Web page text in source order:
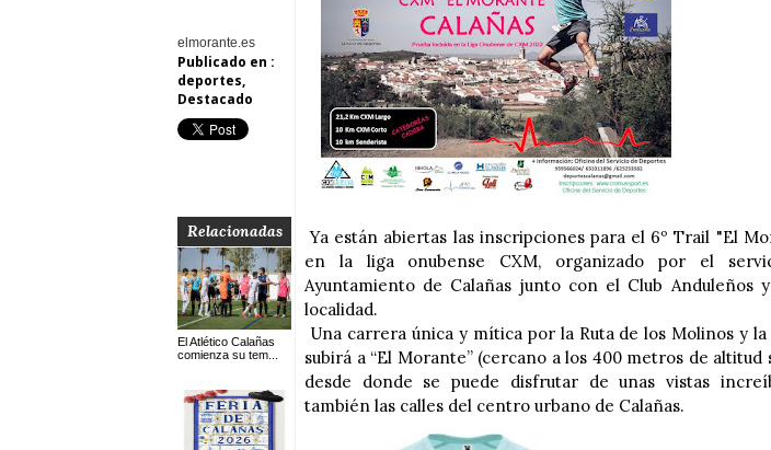
elmorante.es
Publicado en :
deportes,
Destacado
Relacionadas
El Atlético Calañas
comienza su tem...
Ya están abiertas las inscripciones para el 6º Trail "El
en la liga onubense CXM, organizado por el
Ayuntamiento de Calañas junto con el Club Anduleños
localidad.
Una carrera única y mítica por la Ruta de los Molinos y la
subirá a “El Morante” (cercano a los 400 metros de
desde donde se puede disfrutar de unas vistas
también las calles del centro urbano de Calañas.